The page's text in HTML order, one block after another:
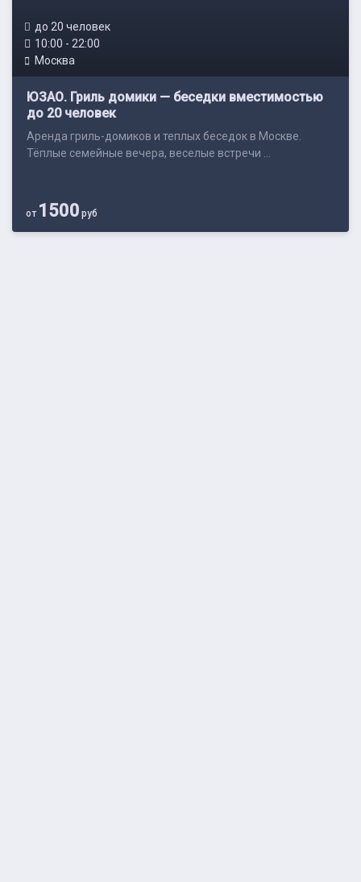
до 20 человек
10:00 - 22:00
Москва
ЮЗАО. Гриль домики — беседки вместимостью
до 20 человек
Аренда гриль-домиков и теплых беседок в Москве.
Тёплые семейные вечера, веселые встречи ...
от 1500 руб